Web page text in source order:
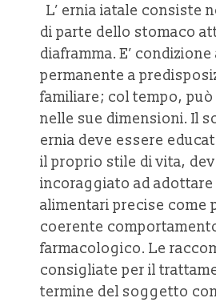
L’ ernia iatale consiste
di parte dello stomaco
diaframma. E’
permanente a
familiare; col tempo, può
nelle sue dimensioni. Il
ernia deve essere
il proprio stile di vita,
incoraggiato ad
alimentari precise come
coerente
farmacologico. Le
consigliate per il
termine del soggetto